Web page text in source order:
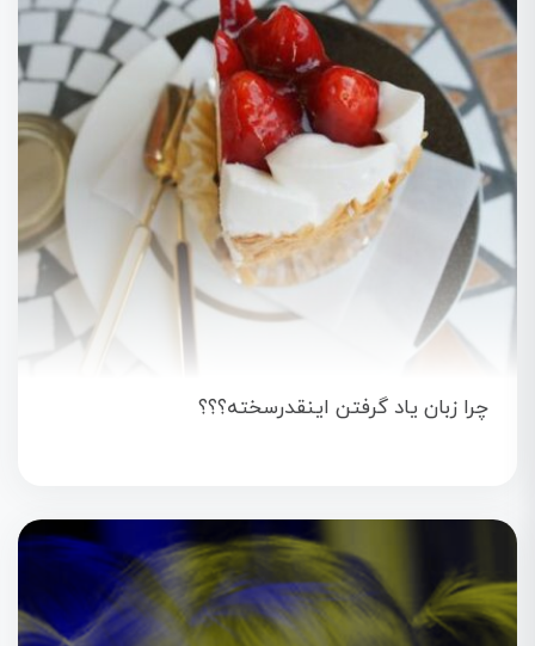
چرا زبان یاد گرفتن اینقدرسخته؟؟؟